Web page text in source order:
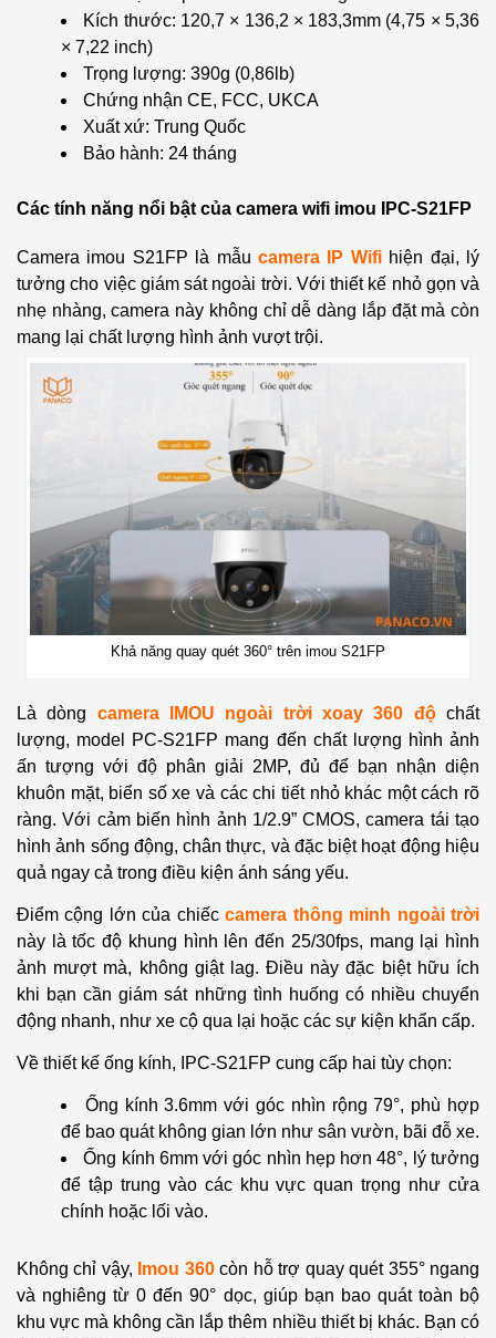
Kích thước: 120,7 × 136,2 × 183,3mm (4,75 × 5,36
× 7,22 inch)
Trọng lượng: 390g (0,86lb)
Chứng nhận CE, FCC, UKCA
Xuất xứ: Trung Quốc
Bảo hành: 24 tháng
Các tính năng nổi bật của camera wifi imou IPC-S21FP
Camera imou S21FP là mẫu camera IP Wifihiện đại, lý
tưởng cho việc giám sát ngoài trời. Với thiết kế nhỏ gọn và
nhẹ nhàng, camera này không chỉ dễ dàng lắp đặt mà còn
mang lại chất lượng hình ảnh vượt trội.
Khả năng quay quét 360° trên imou S21FP
Là dòng camera IMOU ngoài trời xoay 360 độchất
lượng, model PC-S21FP mang đến chất lượng hình ảnh
ấn tượng với độ phân giải 2MP, đủ để bạn nhận diện
khuôn mặt, biển số xe và các chi tiết nhỏ khác một cách rõ
ràng. Với cảm biến hình ảnh 1/2.9” CMOS, camera tái tạo
hình ảnh sống động, chân thực, và đặc biệt hoạt động hiệu
quả ngay cả trong điều kiện ánh sáng yếu.
Điểm cộng lớn của chiếccamera thông minh ngoài trời
này là tốc độ khung hình lên đến 25/30fps, mang lại hình
ảnh mượt mà, không giật lag. Điều này đặc biệt hữu ích
khi bạn cần giám sát những tình huống có nhiều chuyển
động nhanh, như xe cộ qua lại hoặc các sự kiện khẩn cấp.
Về thiết kế ống kính, IPC-S21FP cung cấp hai tùy chọn:
Ống kính 3.6mm với góc nhìn rộng 79°, phù hợp
để bao quát không gian lớn như sân vườn, bãi đỗ xe.
Ống kính 6mm với góc nhìn hẹp hơn 48°, lý tưởng
để tập trung vào các khu vực quan trọng như cửa
chính hoặc lối vào.
Không chỉ vậy, Imou 360còn hỗ trợ quay quét 355° ngang
và nghiêng từ 0 đến 90° dọc, giúp bạn bao quát toàn bộ
khu vực mà không cần lắp thêm nhiều thiết bị khác. Bạn có